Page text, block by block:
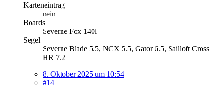
Karteneintrag
nein
Boards
Severne Fox 140l
Segel
Severne Blade 5.5, NCX 5.5, Gator 6.5, Sailloft Cross
HR 7.2
8. Oktober 2025 um 10:54
#14